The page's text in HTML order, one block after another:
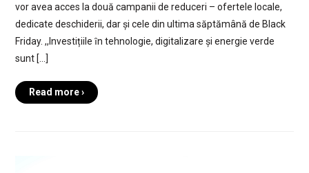
vor avea acces la două campanii de reduceri – ofertele locale,
dedicate deschiderii, dar și cele din ultima săptămână de Black
Friday. ,,Investițiile ȋn tehnologie, digitalizare și energie verde
sunt […]
Read more ›